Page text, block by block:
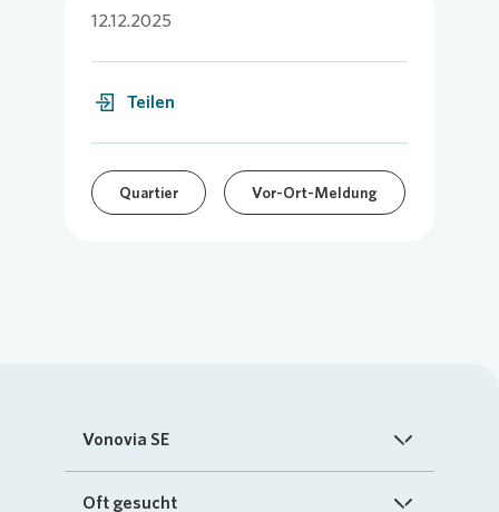
12.12.2025
Teilen
Quartier Vor-Ort-Meldung
Vonovia SE
Startseite
Oft gesucht